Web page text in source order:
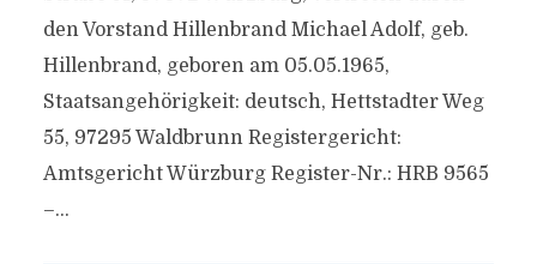
den Vorstand Hillenbrand Michael Adolf, geb.
Hillenbrand, geboren am 05.05.1965,
Staatsangehörigkeit: deutsch, Hettstadter Weg
55, 97295 Waldbrunn Registergericht:
Amtsgericht Würzburg Register-Nr.: HRB 9565
–...